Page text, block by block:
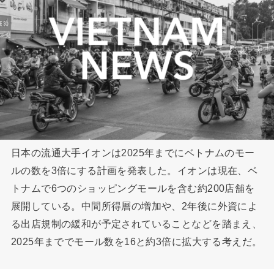
日本の流通大手イオンは2025年までにベトナムのモー
ルの数を3倍にする計画を発表した。イオンは現在、ベ
トナムで6つのショッピングモールを含む約200店舗を
展開している。中間所得層の増加や、2年後に外資によ
る出店規制の緩和が予定されていることなどを踏まえ、
2025年まででモール数を16と約3倍に拡大する考えだ。